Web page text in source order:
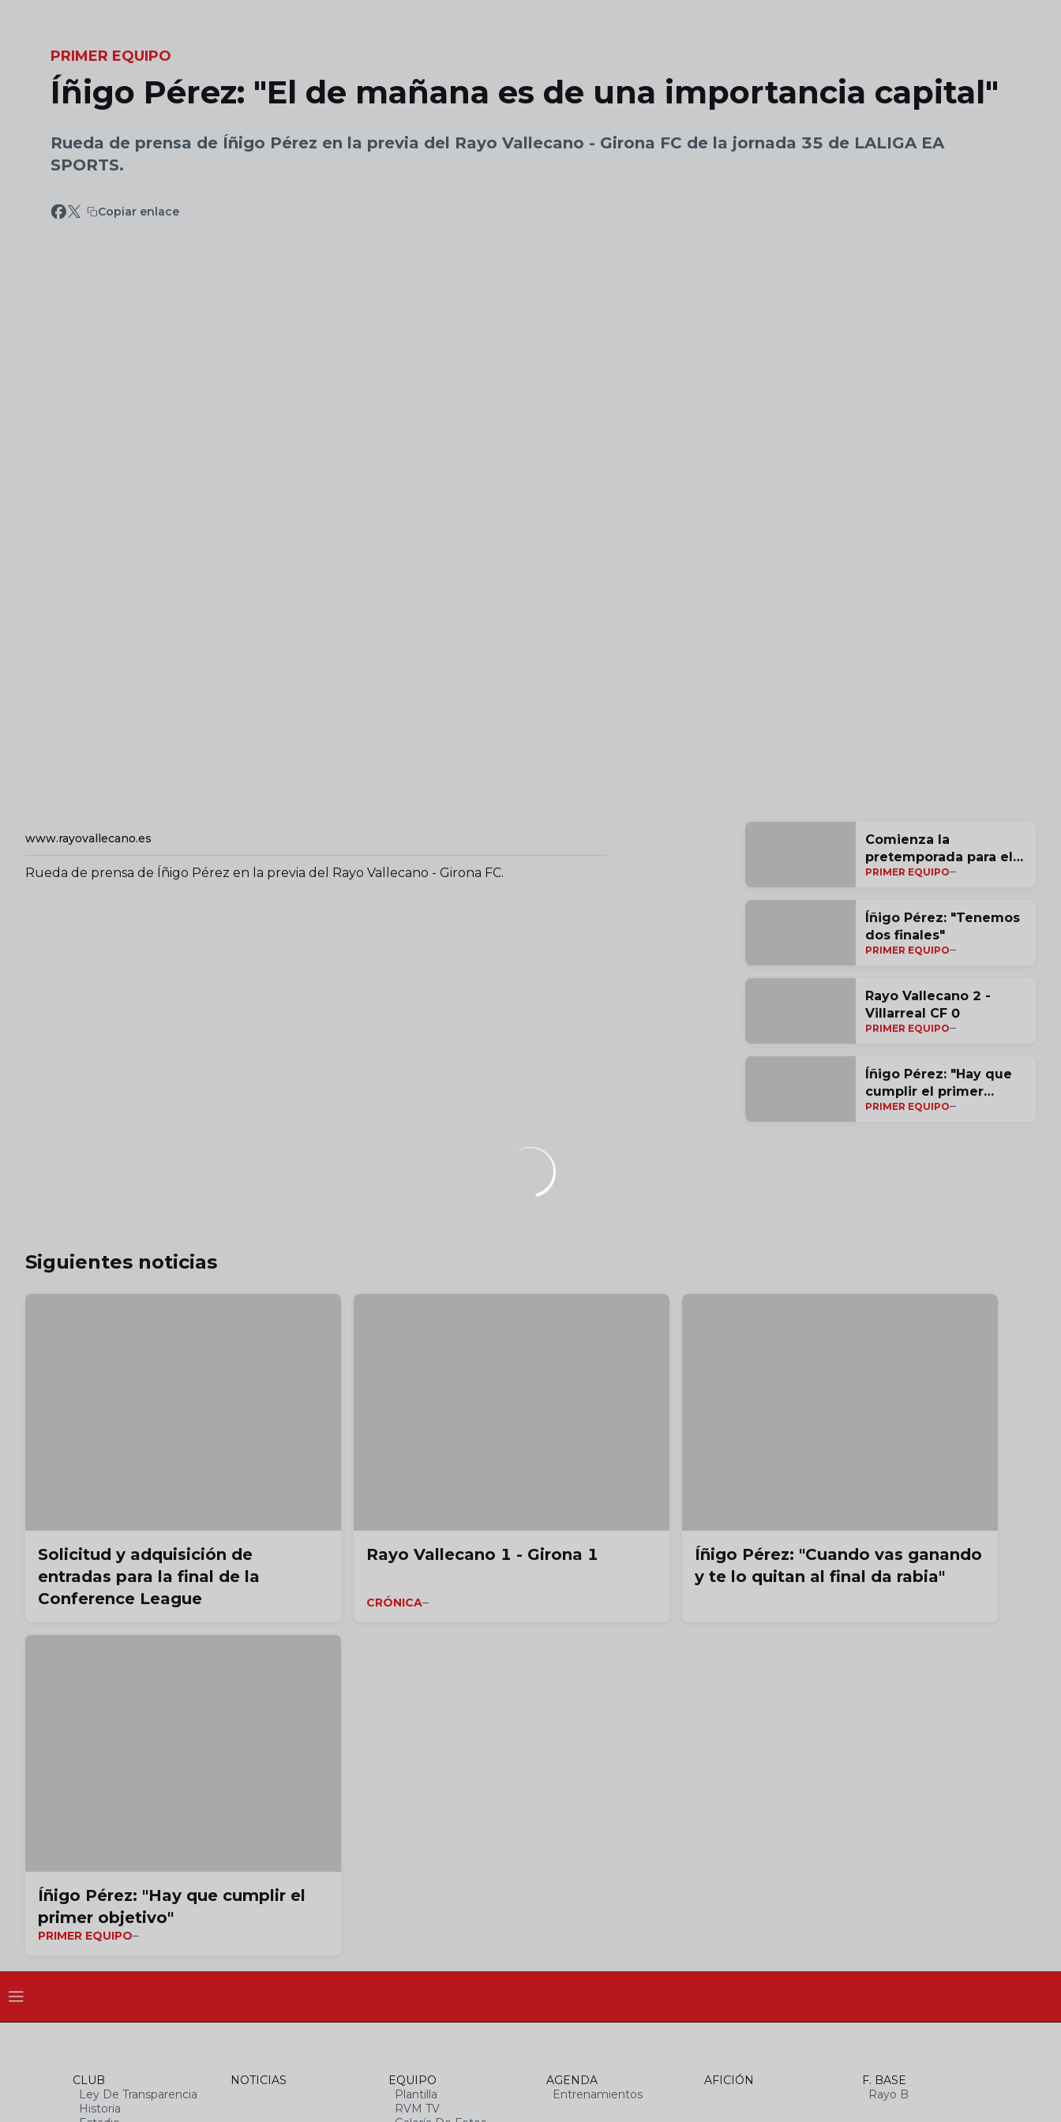
PRIMER EQUIPO
Íñigo Pérez: "El de mañana es de una importancia capital"
Rueda de prensa de Íñigo Pérez en la previa del Rayo Vallecano - Girona FC de la jornada 35 de LALIGA EA
SPORTS.
Copiar enlace
www.rayovallecano.es
Rueda de prensa de Íñigo Pérez en la previa del Rayo Vallecano - Girona FC.
Comienza la
pretemporada para el
Rayo
PRIMER EQUIPO
Íñigo Pérez: "Tenemos
dos finales"
PRIMER EQUIPO
Rayo Vallecano 2 -
Villarreal CF 0
PRIMER EQUIPO
Íñigo Pérez: "Hay que
cumplir el primer
objetivo"
PRIMER EQUIPO
Siguientes noticias
Solicitud y adquisición de
entradas para la final de la
Conference League
Rayo Vallecano 1 - Girona 1
CRÓNICA
Íñigo Pérez: "Cuando vas ganando
y te lo quitan al final da rabia"
Íñigo Pérez: "Hay que cumplir el
primer objetivo"
PRIMER EQUIPO
CLUB
Ley De Transparencia
Historia
NOTICIAS
EQUIPO
Plantilla
RVM TV
AGENDA
Entrenamientos
AFICIÓN
F. BASE
Rayo B